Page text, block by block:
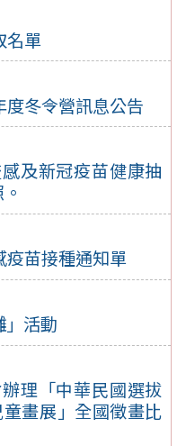
名單
冬令營訊息公告
及新冠疫苗健康抽
苗接種通知單
」活動
理「中華民國選拔
畫展」全國徵畫比